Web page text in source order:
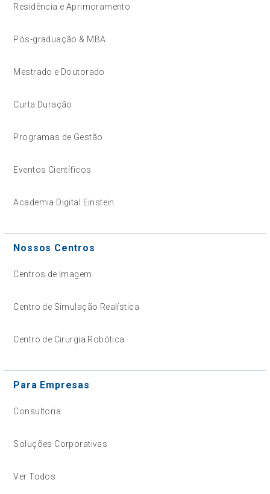
Residência e Aprimoramento
Pós-graduação & MBA
Mestrado e Doutorado
Curta Duração
Programas de Gestão
Eventos Científicos
Academia Digital Einstein
Nossos Centros
Centros de Imagem
Centro de Simulação Realística
Centro de Cirurgia Robótica
Para Empresas
Consultoria
Soluções Corporativas
Ver Todos